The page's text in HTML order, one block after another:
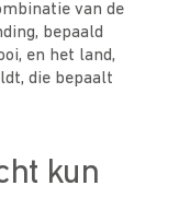
van de
bepaald
en het land,
die bepaalt
kun